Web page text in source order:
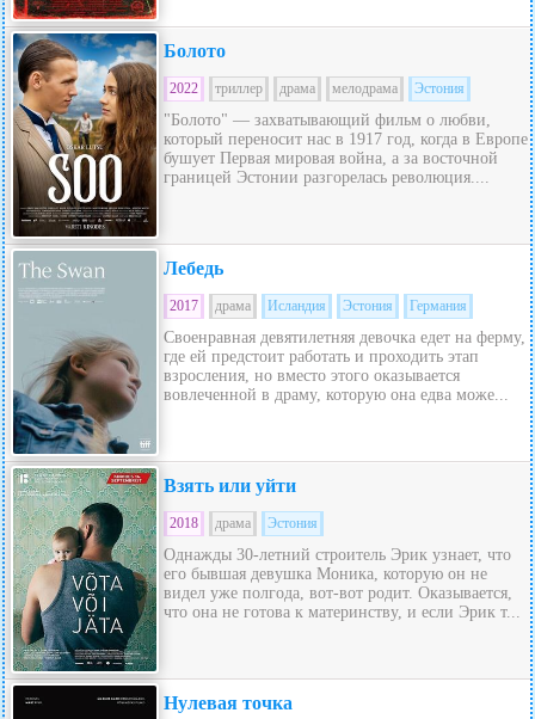
Болото
2022 триллер драма мелодрама Эстония
"Болото" — захватывающий фильм о любви,
который переносит нас в 1917 год, когда в Европе
бушует Первая мировая война, а за восточной
границей Эстонии разгорелась революция....
Лебедь
2017 драма Исландия Эстония Германия
Своенравная девятилетняя девочка едет на ферму,
где ей предстоит работать и проходить этап
взросления, но вместо этого оказывается
вовлеченной в драму, которую она едва може...
Взять или уйти
2018 драма Эстония
Однажды 30-летний строитель Эрик узнает, что
его бывшая девушка Моника, которую он не
видел уже полгода, вот-вот родит. Оказывается,
что она не готова к материнству, и если Эрик т...
Нулевая точка